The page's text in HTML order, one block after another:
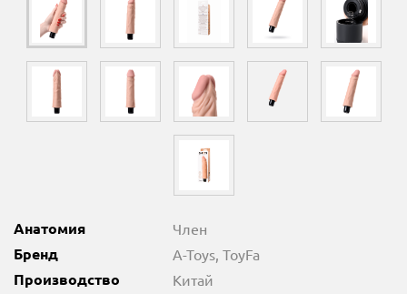
Анатомия Член
Бренд A-Toys, ToyFa
Производство Китай